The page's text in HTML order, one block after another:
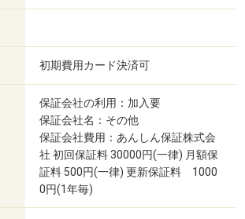
初期費用カード決済可
保証会社の利用：加入要
保証会社名：その他
保証会社費用：あんしん保証株式会
社 初回保証料 30000円(一律) 月額保
証料 500円(一律) 更新保証料 1000
0円(1年毎)